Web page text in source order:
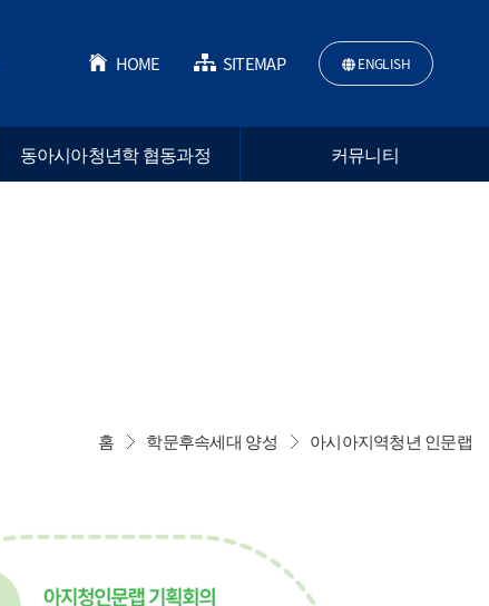
HOME SITEMAP ENGLISH
동아시아청년학 협동과정 커뮤니티
홈 학문후속세대 양성 아시아지역청년 인문랩